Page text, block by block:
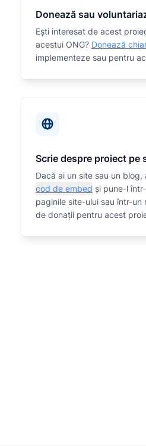
Donează sau
Eşti interesat de acest
acestui ONG? Donează
implementeze sau pentru
Scrie despre proiect pe
Dacă ai un site sau un
cod de embed și pune-l
paginile site-ului sau într-
de donații pentru acest